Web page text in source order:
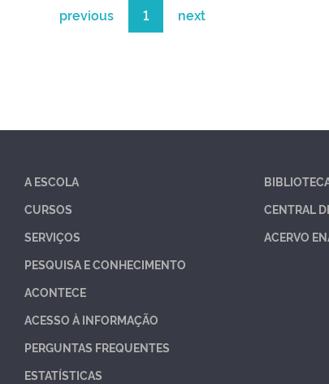
previous 1 next
A ESCOLA
CURSOS
SERVIÇOS
PESQUISA E CONHECIMENTO
ACONTECE
ACESSO À INFORMAÇÃO
PERGUNTAS FREQUENTES
ESTATÍSTICAS
CENTRAL
ACERVO